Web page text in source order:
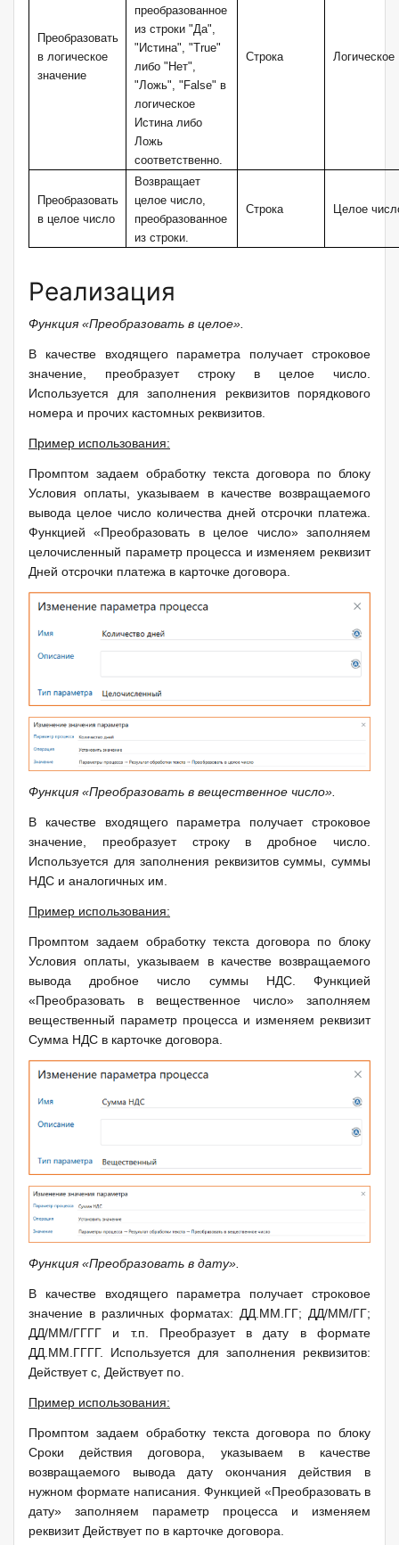
Преобразовать
в логическое
значение
преобразованное
из строки "Да",
"Истина", "True"
либо "Нет",
"Ложь", "False" в
логическое
Истина либо
Ложь
соответственно.
Строка Логическое
Преобразовать
в целое число
Возвращает
целое число,
преобразованное
из строки.
Строка Целое
Реализация
Функция «Преобразовать в целое».
В качестве входящего параметра получает строковое
значение, преобразует строку в целое число.
Используется для заполнения реквизитов порядкового
номера и прочих кастомных реквизитов.
Пример использования:
Промптом задаем обработку текста договора по блоку
Условия оплаты, указываем в качестве возвращаемого
вывода целое число количества дней отсрочки платежа.
Функцией «Преобразовать в целое число» заполняем
целочисленный параметр процесса и изменяем реквизит
Дней отсрочки платежа в карточке договора.
Функция «Преобразовать в вещественное число».
В качестве входящего параметра получает строковое
значение, преобразует строку в дробное число.
Используется для заполнения реквизитов суммы, суммы
НДС и аналогичных им.
Пример использования:
Промптом задаем обработку текста договора по блоку
Условия оплаты, указываем в качестве возвращаемого
вывода дробное число суммы НДС. Функцией
«Преобразовать в вещественное число» заполняем
вещественный параметр процесса и изменяем реквизит
Сумма НДС в карточке договора.
Функция «Преобразовать в дату».
В качестве входящего параметра получает строковое
значение в различных форматах: ДД.ММ.ГГ; ДД/ММ/ГГ;
ДД/ММ/ГГГГ и т.п. Преобразует в дату в формате
ДД.ММ.ГГГГ. Используется для заполнения реквизитов:
Действует с, Действует по.
Пример использования:
Промптом задаем обработку текста договора по блоку
Сроки действия договора, указываем в качестве
возвращаемого вывода дату окончания действия в
нужном формате написания. Функцией «Преобразовать в
дату» заполняем параметр процесса и изменяем
реквизит Действует по в карточке договора.